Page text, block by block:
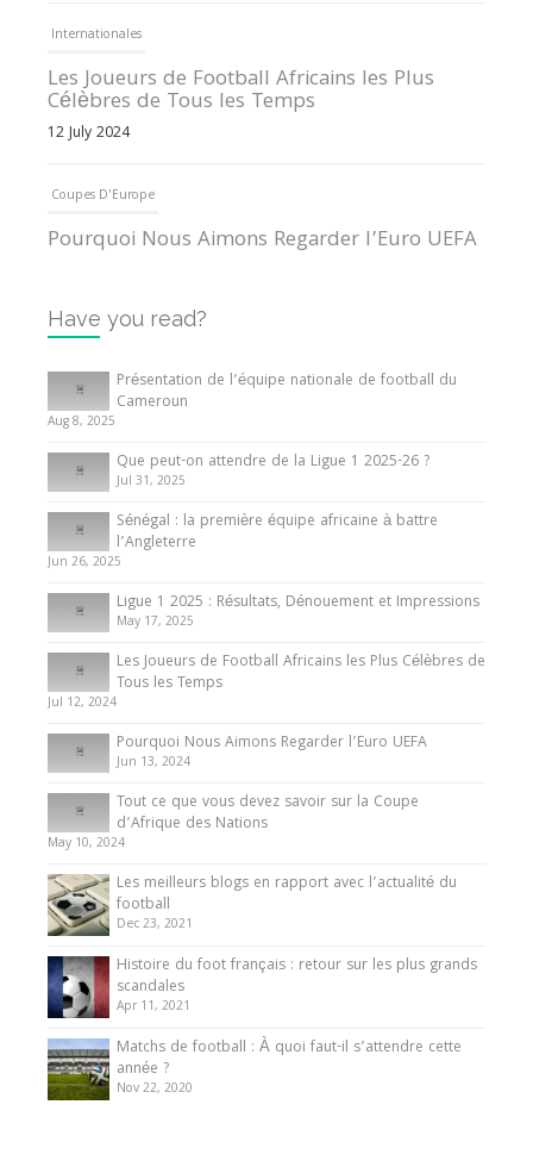
Internationales
Les Joueurs de Football Africains les Plus
Célèbres de Tous les Temps
12 July 2024
Coupes D'Europe
Pourquoi Nous Aimons Regarder l’Euro UEFA
Internationales
Tout ce que vous devez savoir sur la Coupe
d’Afrique des Nations
10 May 2024
Internationales
Présentation de l’équipe nationale de football
du Cameroun
8 August 2025
Have you read?
Présentation de l’équipe nationale de football du
Cameroun
Aug 8, 2025
Que peut-on attendre de la Ligue 1 2025-26 ?
Jul 31, 2025
Sénégal : la première équipe africaine à battre
l’Angleterre
Jun 26, 2025
Ligue 1 2025 : Résultats, Dénouement et Impressions
May 17, 2025
Les Joueurs de Football Africains les Plus Célèbres de
Tous les Temps
Jul 12, 2024
Pourquoi Nous Aimons Regarder l’Euro UEFA
Jun 13, 2024
Tout ce que vous devez savoir sur la Coupe
d’Afrique des Nations
May 10, 2024
Les meilleurs blogs en rapport avec l’actualité du
football
Dec 23, 2021
Histoire du foot français : retour sur les plus grands
scandales
Apr 11, 2021
Matchs de football : À quoi faut-il s’attendre cette
année ?
Nov 22, 2020